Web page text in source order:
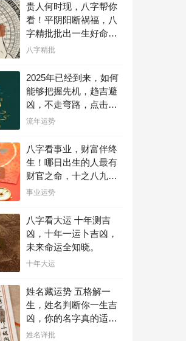
贵人何时现，八字帮你
看！平阴阳断祸福，八
字精批批出一生好命
运！
八字精批
2025年已经到来，如何
能够把握先机，趋吉避
凶，不走弯路，点击此
处查看！
流年运势
八字看事业，财富伴终
生！哪日出生的人最有
财官之命，十之八九是
大官或富豪，解读您的
利困局！！
事业运势
八字看大运 十年测吉
凶，十年一运卜吉凶，
未来命运全知晓。
十年大运
姓名藏运势 五格解一
生，姓名判断你一生吉
凶，你的名字真的适合
你吗？
姓名详批